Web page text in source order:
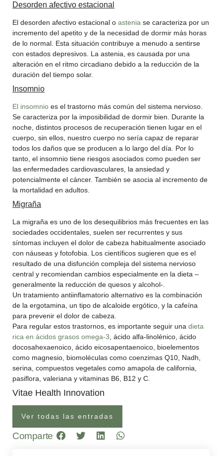
Desorden afectivo estacional
El desorden afectivo estacional o astenia se caracteriza por un
incremento del apetito y de la necesidad de dormir más horas
de lo normal. Esta situación contribuye a menudo a sentirse
con estados depresivos. La astenia, es causada por una
alteración en el ritmo circadiano debido a la reducción de la
duración del tiempo solar.
Insomnio
El insomnio es el trastorno más común del sistema nervioso.
Se caracteriza por la imposibilidad de dormir bien. Durante la
noche, distintos procesos de recuperación tienen lugar en el
cuerpo, sin ellos, nuestro cuerpo no sería capaz de reparar
todos los daños que se producen a lo largo del día. Por lo
tanto, el insomnio tiene riesgos asociados como pueden ser
las enfermedades cardiovasculares, la ansiedad y
potencialmente el cáncer. También se asocia al incremento de
la mortalidad en adultos.
Migraña
La migraña es uno de los desequilibrios más frecuentes en las
sociedades occidentales, suelen ser recurrentes y sus
síntomas incluyen el dolor de cabeza habitualmente asociado
con náuseas y fotofobia. Los científicos sugieren que es el
resultado de una disfunción compleja del sistema nervioso
central y recomiendan cambios especialmente en la dieta –
generalmente la reducción de quesos y alcohol-.
Un tratamiento antiinflamatorio alternativo es la combinación
de la ergotamina, un tipo de alcaloide ergótico, y la cafeína
para prevenir el dolor de cabeza.
Para regular estos trastornos, es importante seguir una dieta
rica en ácidos grasos omega-3 , ácido alfa-linolénico, ácido
docosahexaenoico, ácido eicosapentaenoico, bioelementos
como magnesio, biomoléculas como coenzimas Q10, Nadh,
serina, compuestos vegetales como amapola de california,
pasiflora, valeriana y vitaminas B6, B12 y C.
Vitae Health Innovation
Ver todas las entradas
Comparte